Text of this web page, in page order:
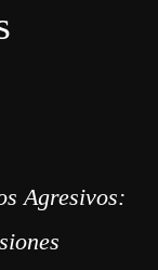
Agresivos: